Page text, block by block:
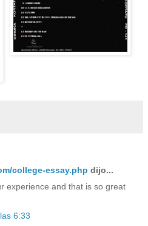
college-essay.php dijo...
experience and that is so great
6:33